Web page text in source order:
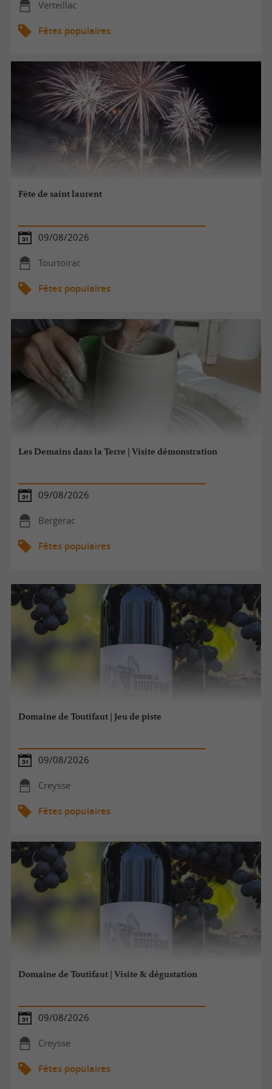
Verteillac
Fêtes populaires
Fête de saint laurent
09/08/2026
Tourtoirac
Fêtes populaires
Les Demains dans la Terre | Visite démonstration
09/08/2026
Bergerac
Fêtes populaires
Domaine de Toutifaut | Jeu de piste
09/08/2026
Creysse
Fêtes populaires
Domaine de Toutifaut | Visite & dégustation
09/08/2026
Creysse
Fêtes populaires